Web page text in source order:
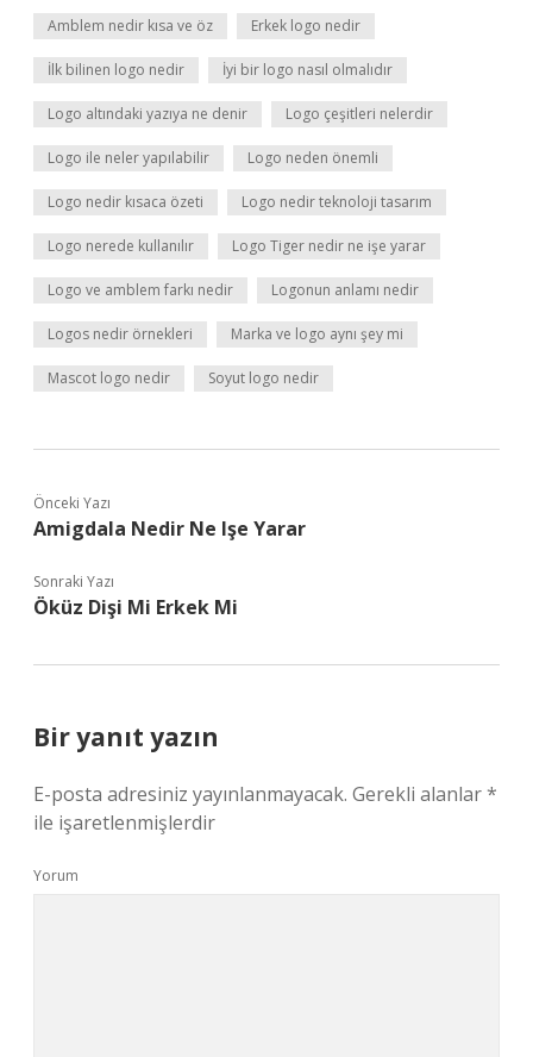
Amblem nedir kısa ve öz Erkek logo nedir
İlk bilinen logo nedir İyi bir logo nasıl olmalıdır
Logo altındaki yazıya ne denir Logo çeşitleri nelerdir
Logo ile neler yapılabilir Logo neden önemli
Logo nedir kısaca özeti Logo nedir teknoloji tasarım
Logo nerede kullanılır Logo Tiger nedir ne işe yarar
Logo ve amblem farkı nedir Logonun anlamı nedir
Logos nedir örnekleri Marka ve logo aynı şey mi
Mascot logo nedir Soyut logo nedir
Önceki Yazı
Amigdala Nedir Ne Işe Yarar
Sonraki Yazı
Öküz Dişi Mi Erkek Mi
Bir yanıt yazın
E-posta adresiniz yayınlanmayacak. Gerekli alanlar*
ile işaretlenmişlerdir
Yorum